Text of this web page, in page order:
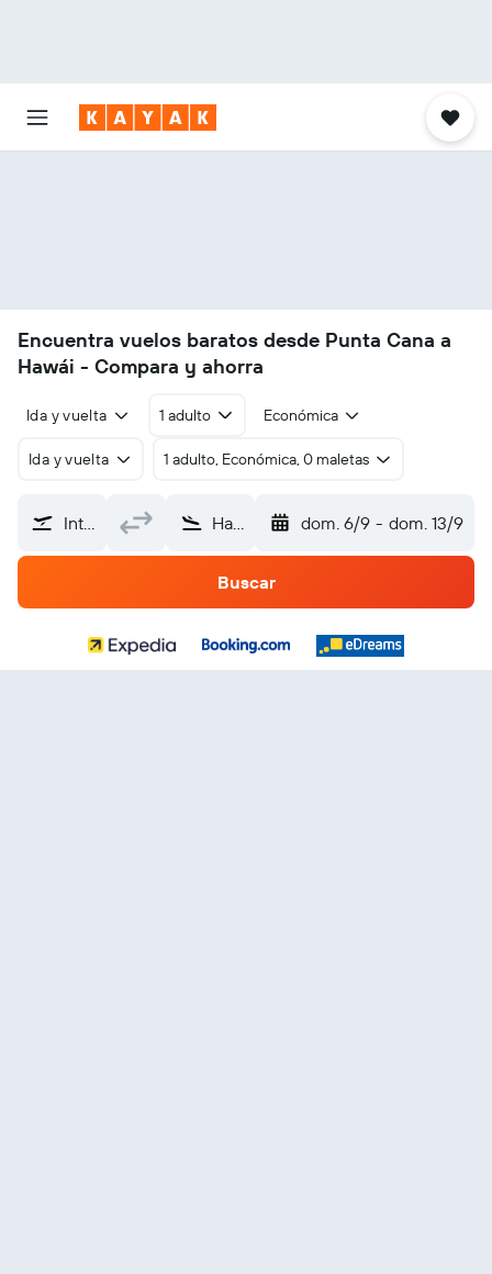
Encuentra vuelos baratos desde Punta Cana a
Hawái - Compara y ahorra
Ida y vuelta 1 adulto Económica
Ida y vuelta 1 adulto, Económica, 0 maletas
Internacional de Punta Cana (PUJ) Hawái dom. 6/9 - dom. 13/9
Buscar